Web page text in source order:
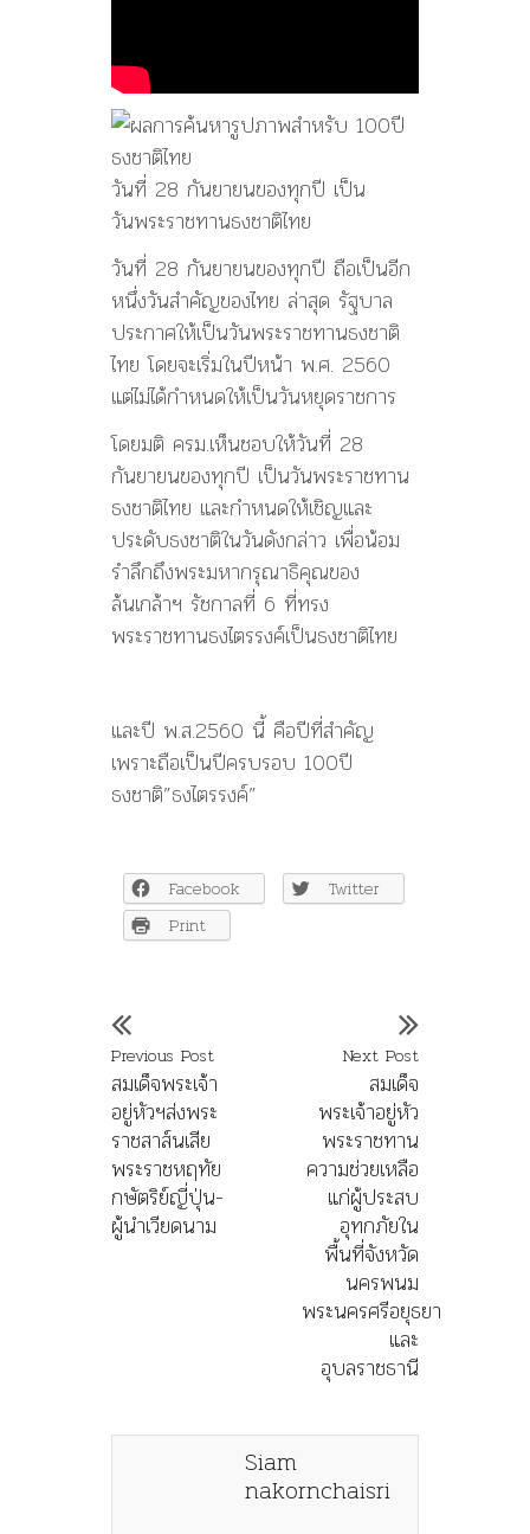
วันที่ 28 กันยายนของทุกปี เป็น
วันพระราชทานธงชาติไทย
วันที่ 28 กันยายนของทุกปี ถือเป็นอีก
หนึ่งวันสำคัญของไทย ล่าสุด รัฐบาล
ประกาศให้เป็นวันพระราชทานธงชาติ
ไทย โดยจะเริ่มในปีหน้า พ.ศ. 2560
แต่ไม่ได้กำหนดให้เป็นวันหยุดราชการ
โดยมติ ครม.เห็นชอบให้วันที่ 28
กันยายนของทุกปี เป็นวันพระราชทาน
ธงชาติไทย และกำหนดให้เชิญและ
ประดับธงชาติในวันดังกล่าว เพื่อน้อม
รำลึกถึงพระมหากรุณาธิคุณของ
ล้นเกล้าฯ รัชกาลที่ 6 ที่ทรง
พระราชทานธงไตรรงค์เป็นธงชาติไทย
และปี พ.ส.2560 นี้ คือปีที่สำคัญ
เพราะถือเป็นปีครบรอบ 100ปี
ธงชาติ”ธงไตรรงค์”
Facebook
Twitter
Print
Previous Post
สมเด็จพระเจ้า
อยู่หัวฯส่งพระ
ราชสาส์นเสีย
พระราชหฤทัย
กษัตริย์ญี่ปุ่น-
ผู้นำเวียดนาม
Next Post
สมเด็จ
พระเจ้าอยู่หัว
พระราชทาน
ความช่วยเหลือ
แก่ผู้ประสบ
อุทกภัยใน
พื้นที่จังหวัด
นครพนม
พระนครศรีอยุธยา
และ
อุบลราชธานี
Siam
nakornchaisri